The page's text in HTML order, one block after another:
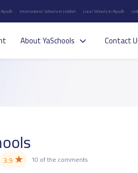
International Schools in Jeddah Local Schools in Riyadh
About YaSchools Contact
3.9★ 10 of the comments